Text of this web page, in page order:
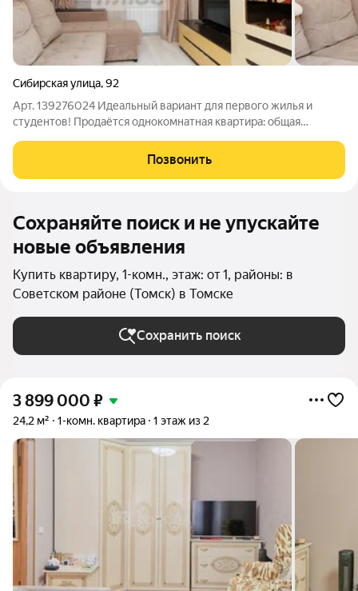
Сибирская улица,92
Арт. 139276024 Идеальный вариант для первого жилья и
студентов! Продаётся однокомнатная квартира: общая
этаж в очень теплом 4-х этажном кирпичном доме, 1962 год
постройки. Без балкона.
Позвонить
Сохраняйте поиск и не упускайте
новые объявления
Купить квартиру, 1-комн., этаж: от 1, районы: в
Советском районе (Томск) в Томске
Сохранить поиск
3 899 000 ₽
24,2 м² 1-комн. квартира 1 этаж из 2